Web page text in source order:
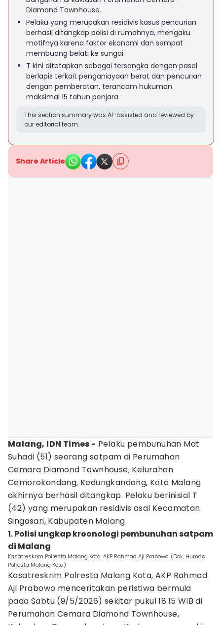
Diamond Townhouse.
Pelaku yang merupakan residivis kasus pencurian
berhasil ditangkap polisi di rumahnya, mengaku
motifnya karena faktor ekonomi dan sempat
membuang belati ke sungai.
T kini ditetapkan sebagai tersangka dengan pasal
berlapis terkait penganiayaan berat dan pencurian
dengan pemberatan, terancam hukuman
maksimal 15 tahun penjara.
This section summary was AI-assisted and reviewed by
our editorial team.
Share Article
Malang, IDN Times - Pelaku pembunuhan Mat
Suhadi (51) seorang satpam di Perumahan
Cemara Diamond Townhouse, Kelurahan
Cemorokandang, Kedungkandang, Kota Malang
akhirnya berhasil ditangkap. Pelaku berinisial T
(42) yang merupakan residivis asal Kecamatan
Singosari, Kabupaten Malang.
1. Polisi ungkap kroonologi pembunuhan satpam
di Malang
Kasatreskrim Polresta Malang Kota, AKP Rahmad Aji Prabowo. (Dok. Humas
Polresta Malang Kota)
Kasatreskrim Polresta Malang Kota, AKP Rahmad
Aji Prabowo menceritakan peristiwa bermula
pada Sabtu (9/5/2026) sekitar pukul 18.15 WIB di
Perumahan Cemara Diamond Townhouse,